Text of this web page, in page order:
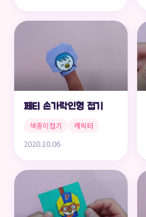
페티 손가락인형 접기
색종이접기 캐릭터
2020.10.06